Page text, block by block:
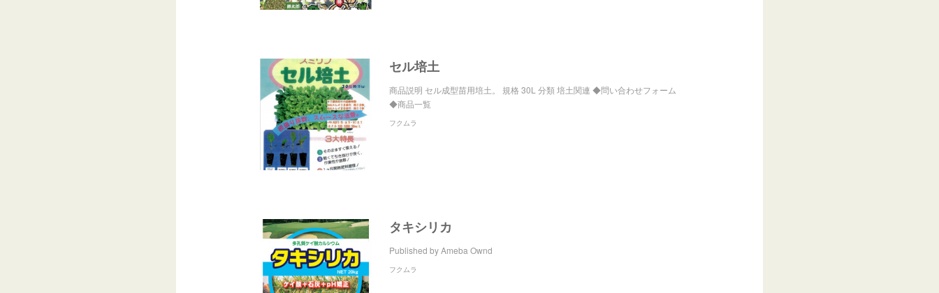
セル培土
商品説明 セル成型苗用培土。 規格 30L 分類 培土関連 ◆問い合わせフォーム
◆商品一覧
フクムラ
タキシリカ
Published by Ameba Ownd
フクムラ